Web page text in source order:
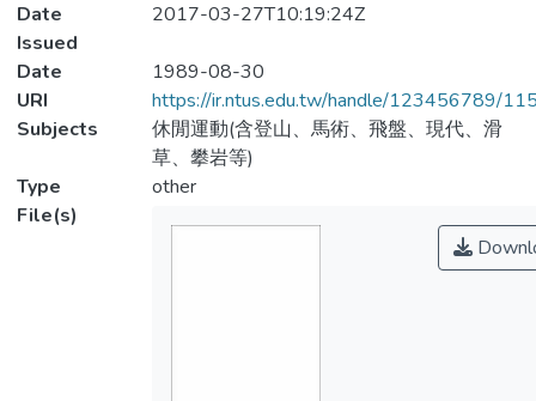
Date
Issued
2017-03-27T10:19:24Z
Date
1989-08-30
URI
https://ir.ntus.edu.tw/handle/123456789/
Subjects
休閒運動(含登山、馬術、飛盤、現代、滑
草、攀岩等)
Type
other
File(s)